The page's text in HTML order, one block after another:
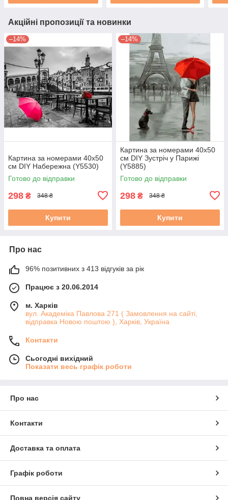
Акційні пропозиції та новинки
–14%
Картина за номерами 40х50
см DIY Набережна (Y5530)
Готово до відправки
298 ₴ 348 ₴
Купити
–14%
Картина за номерами 40х50
см DIY Зустріч у Парижі
(Y5885)
Готово до відправки
298 ₴ 348 ₴
Купити
Про нас
96% позитивних з 413 відгуків за рік
Працює з 20.06.2014
м. Харків
вул. Академіка Павлова 271 ( Замовлення на сайті,
відправка Новою поштою ), Харків, Україна
Контакти
Сьогодні вихідний
Показати весь графік роботи
Про нас
Контакти
Доставка та оплата
Графік роботи
Повна версія сайту